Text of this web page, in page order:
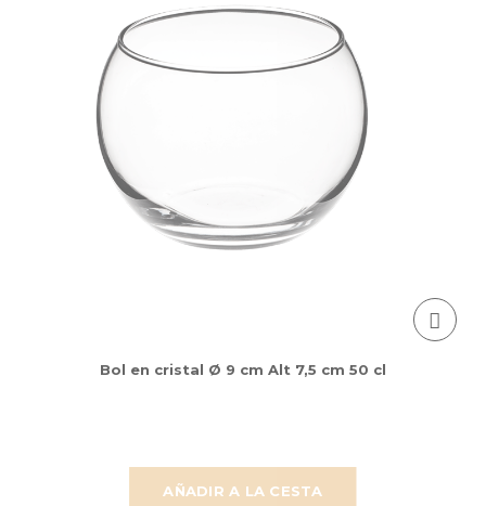
AÑADIR A LA CESTA
Bol en cristal Ø 9 cm Alt 7,5 cm 50 cl